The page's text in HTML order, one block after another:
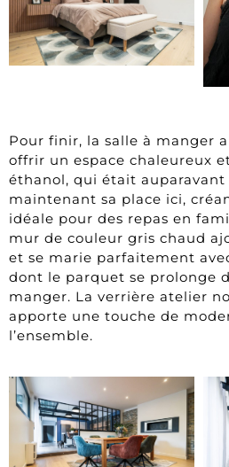
Pour finir, la salle à manger
offrir un espace chaleureux
éthanol, qui était
maintenant sa place ici,
idéale pour des repas en
mur de couleur gris chaud
et se marie parfaitement
dont le parquet se prolonge
manger. La verrière atelier
apporte une touche de
l’ensemble.